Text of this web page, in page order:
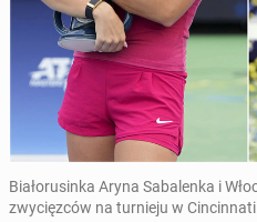
Białorusinka Aryna Sabalenka i
zwycięzców na turnieju w